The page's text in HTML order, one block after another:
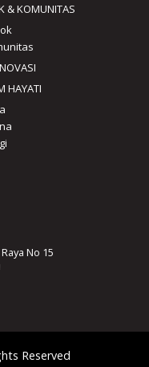
& KOMUNITAS
HAYATI
No 15
Reserved